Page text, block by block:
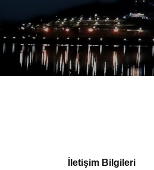
İletişim Bilgileri